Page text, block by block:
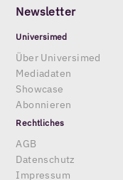
Newsletter
Universimed
Über Universimed
Mediadaten
Showcase
Abonnieren
Rechtliches
AGB
Datenschutz
Impressum